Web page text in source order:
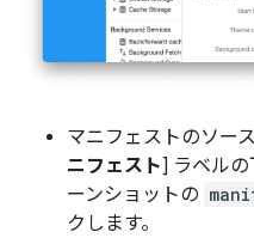
マニフェストのソー
ニフェスト] ラベル
ーンショットの
クします。